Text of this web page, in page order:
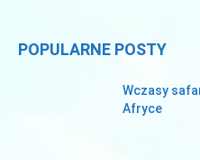
POPULARNE POSTY
Wczasy
Afryce